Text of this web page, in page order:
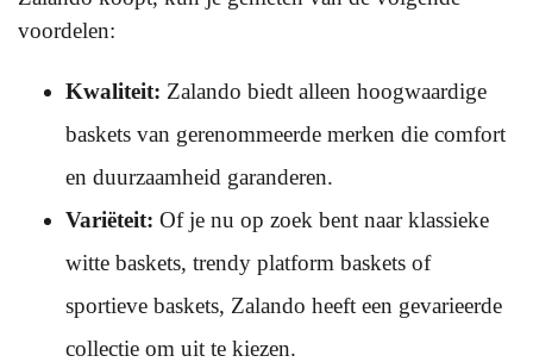
voordelen:
Kwaliteit: Zalando biedt alleen hoogwaardige
baskets van gerenommeerde merken die comfort
en duurzaamheid garanderen.
Variëteit: Of je nu op zoek bent naar klassieke
witte baskets, trendy platform baskets of
sportieve baskets, Zalando heeft een gevarieerde
collectie om uit te kiezen.